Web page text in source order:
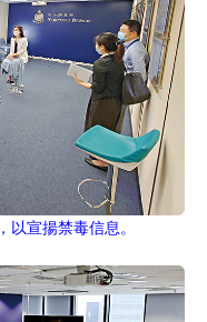
宣揚禁毒信息。